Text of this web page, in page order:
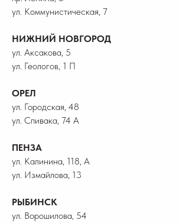
ул. Коммунистическая, 7
НИЖНИЙ НОВГОРОД
ул. Аксакова, 5
ул. Геологов, 1 П
ОРЕЛ
ул. Городская, 48
ул. Спивака, 74 А
ПЕНЗА
ул. Калинина, 118, А
ул. Измайлова, 13
РЫБИНСК
ул. Ворошилова, 54